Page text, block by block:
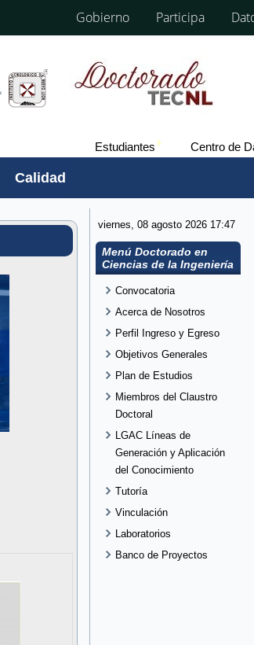
Gobierno Participa
Estudiantes Centro de
Calidad
viernes, 08 agosto 2026 17:47
Menú Doctorado en
Ciencias de la Ingeniería
Convocatoria
Acerca de Nosotros
Perfil Ingreso y Egreso
Objetivos Generales
Plan de Estudios
Miembros del Claustro
Doctoral
LGAC Líneas de
Generación y Aplicación
del Conocimiento
Tutoría
Vinculación
Laboratorios
Banco de Proyectos